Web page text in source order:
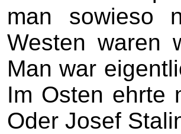
man sowieso
Westen waren
Man war
Im Osten ehrte
Oder Josef